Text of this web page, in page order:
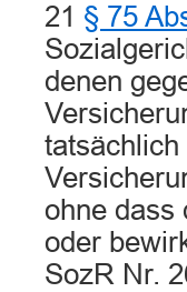
21 § 75
denen
ohne dass
oder
SozR Nr.